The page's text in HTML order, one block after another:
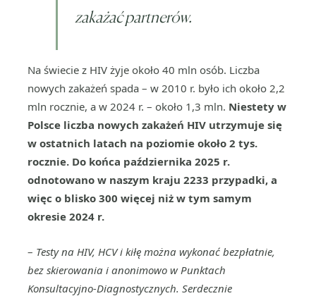
zakażać partnerów.
Na świecie z HIV żyje około 40 mln osób. Liczba
nowych zakażeń spada – w 2010 r. było ich około 2,2
mln rocznie, a w 2024 r. – około 1,3 mln. Niestety w
Polsce liczba nowych zakażeń HIV utrzymuje się
w ostatnich latach na poziomie około 2 tys.
rocznie. Do końca października 2025 r.
odnotowano w naszym kraju 2233 przypadki, a
więc o blisko 300 więcej niż w tym samym
okresie 2024 r.
– Testy na HIV, HCV i kiłę można wykonać bezpłatnie,
bez skierowania i anonimowo w Punktach
Konsultacyjno-Diagnostycznych. Serdecznie